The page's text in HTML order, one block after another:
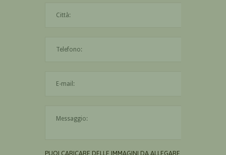
PUOI CARICARE DELLE IMMAGINI DA ALLEGARE AL